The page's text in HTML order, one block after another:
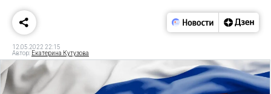
12.05.2022 22:15
Автор: Екатерина Кутузова